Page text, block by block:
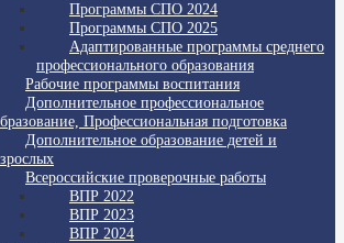
Программы СПО 2024
Программы СПО 2025
Адаптированные программы среднего
профессионального образования
Рабочие программы воспитания
Дополнительное профессиональное
Профессиональная подготовка
Дополнительное образование детей и
Всероссийские проверочные работы
ВПР 2022
ВПР 2023
ВПР 2024